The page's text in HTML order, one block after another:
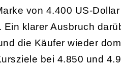
von 4.400 US-
klarer Ausbruch
die Käufer wieder
bei 4.850 und